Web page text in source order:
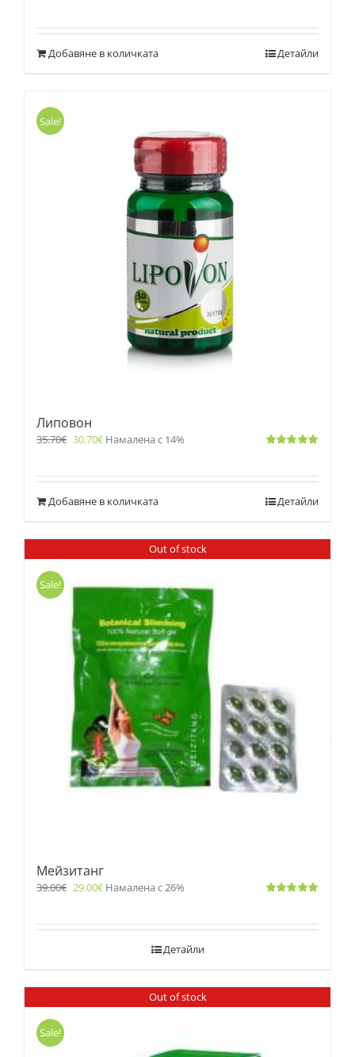
Добавяне в количката Детайли
Sale!
Липовон
35.70€ 30.70€ Намалена с 14%
Добавяне в количката Детайли
Out of stock
Sale!
Мейзитанг
39.00€ 29.00€ Намалена с 26%
Детайли
Out of stock
Sale!